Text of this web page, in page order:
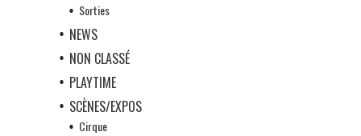
Sorties
NEWS
NON CLASSÉ
PLAYTIME
SCÈNES/EXPOS
Cirque